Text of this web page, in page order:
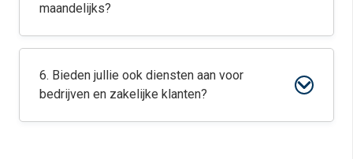
maandelijks?
6. Bieden jullie ook diensten aan voor
bedrijven en zakelijke klanten?